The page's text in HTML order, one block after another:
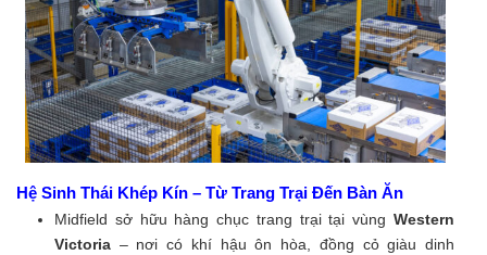
Hệ Sinh Thái Khép Kín – Từ Trang Trại Đến Bàn Ăn
Midfield sở hữu hàng chục trang trại tại vùng Western
Victoria – nơi có khí hậu ôn hòa, đồng cỏ giàu dinh